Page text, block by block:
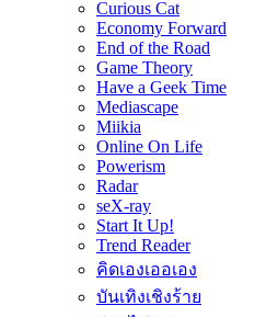
Curious Cat
Economy Forward
End of the Road
Game Theory
Have a Geek Time
Mediascape
Miikia
Online On Life
Powerism
Radar
seX-ray
Start It Up!
Trend Reader
คิดเองเออเอง
บันเทิงเชิงร้าย